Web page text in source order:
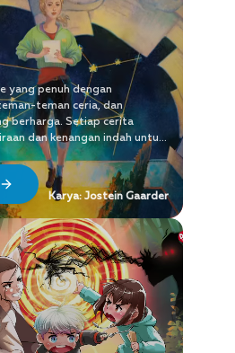
yang penuh dengan
teman ceria, dan
berharga. Setiap cerita
dan kenangan indah untuk
Karya: Jostein Gaarder